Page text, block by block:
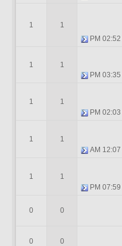
02:52 PM
1
1
03:35 PM
1
1
02:03 PM
1
1
12:07 AM
1
1
07:59 PM
1
1
0
0
0
0